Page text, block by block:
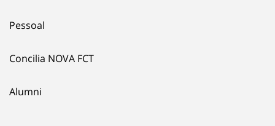
Pessoal
Concilia NOVA FCT
Alumni